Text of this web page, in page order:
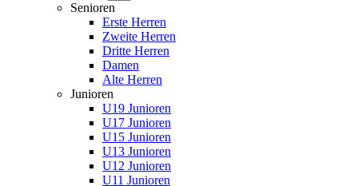
Senioren
Erste Herren
Zweite Herren
Dritte Herren
Damen
Alte Herren
Junioren
U19 Junioren
U17 Junioren
U15 Junioren
U13 Junioren
U12 Junioren
U11 Junioren